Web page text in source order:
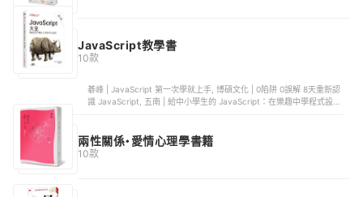
JavaScript教學書
10款
碁峰 | JavaScript 第一次學就上手, 博碩文化 | 0陷阱 0誤解 8天重新認
識 JavaScript, 五南 | 給中小學生的 JavaScript：在樂趣中學程式設計,
兩性關係・愛情心理學書籍
10款